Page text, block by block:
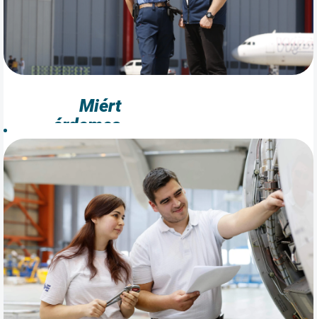
Miért
érdemes
csatlakoznod
az
Aeroplexhez?
Fedezd fel, miért jó
nálunk dolgozni!
Kiemelkedő
juttatásokkal,
versenyképes
fizetéssel és
támogató